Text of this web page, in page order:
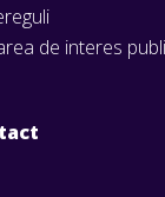
de interes